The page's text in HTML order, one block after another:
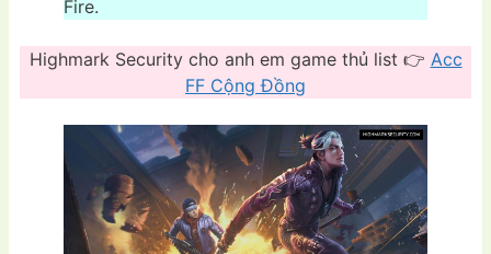
Fire.
Highmark Security cho anh em game thủ list 👉 Acc
FF Cộng Đồng